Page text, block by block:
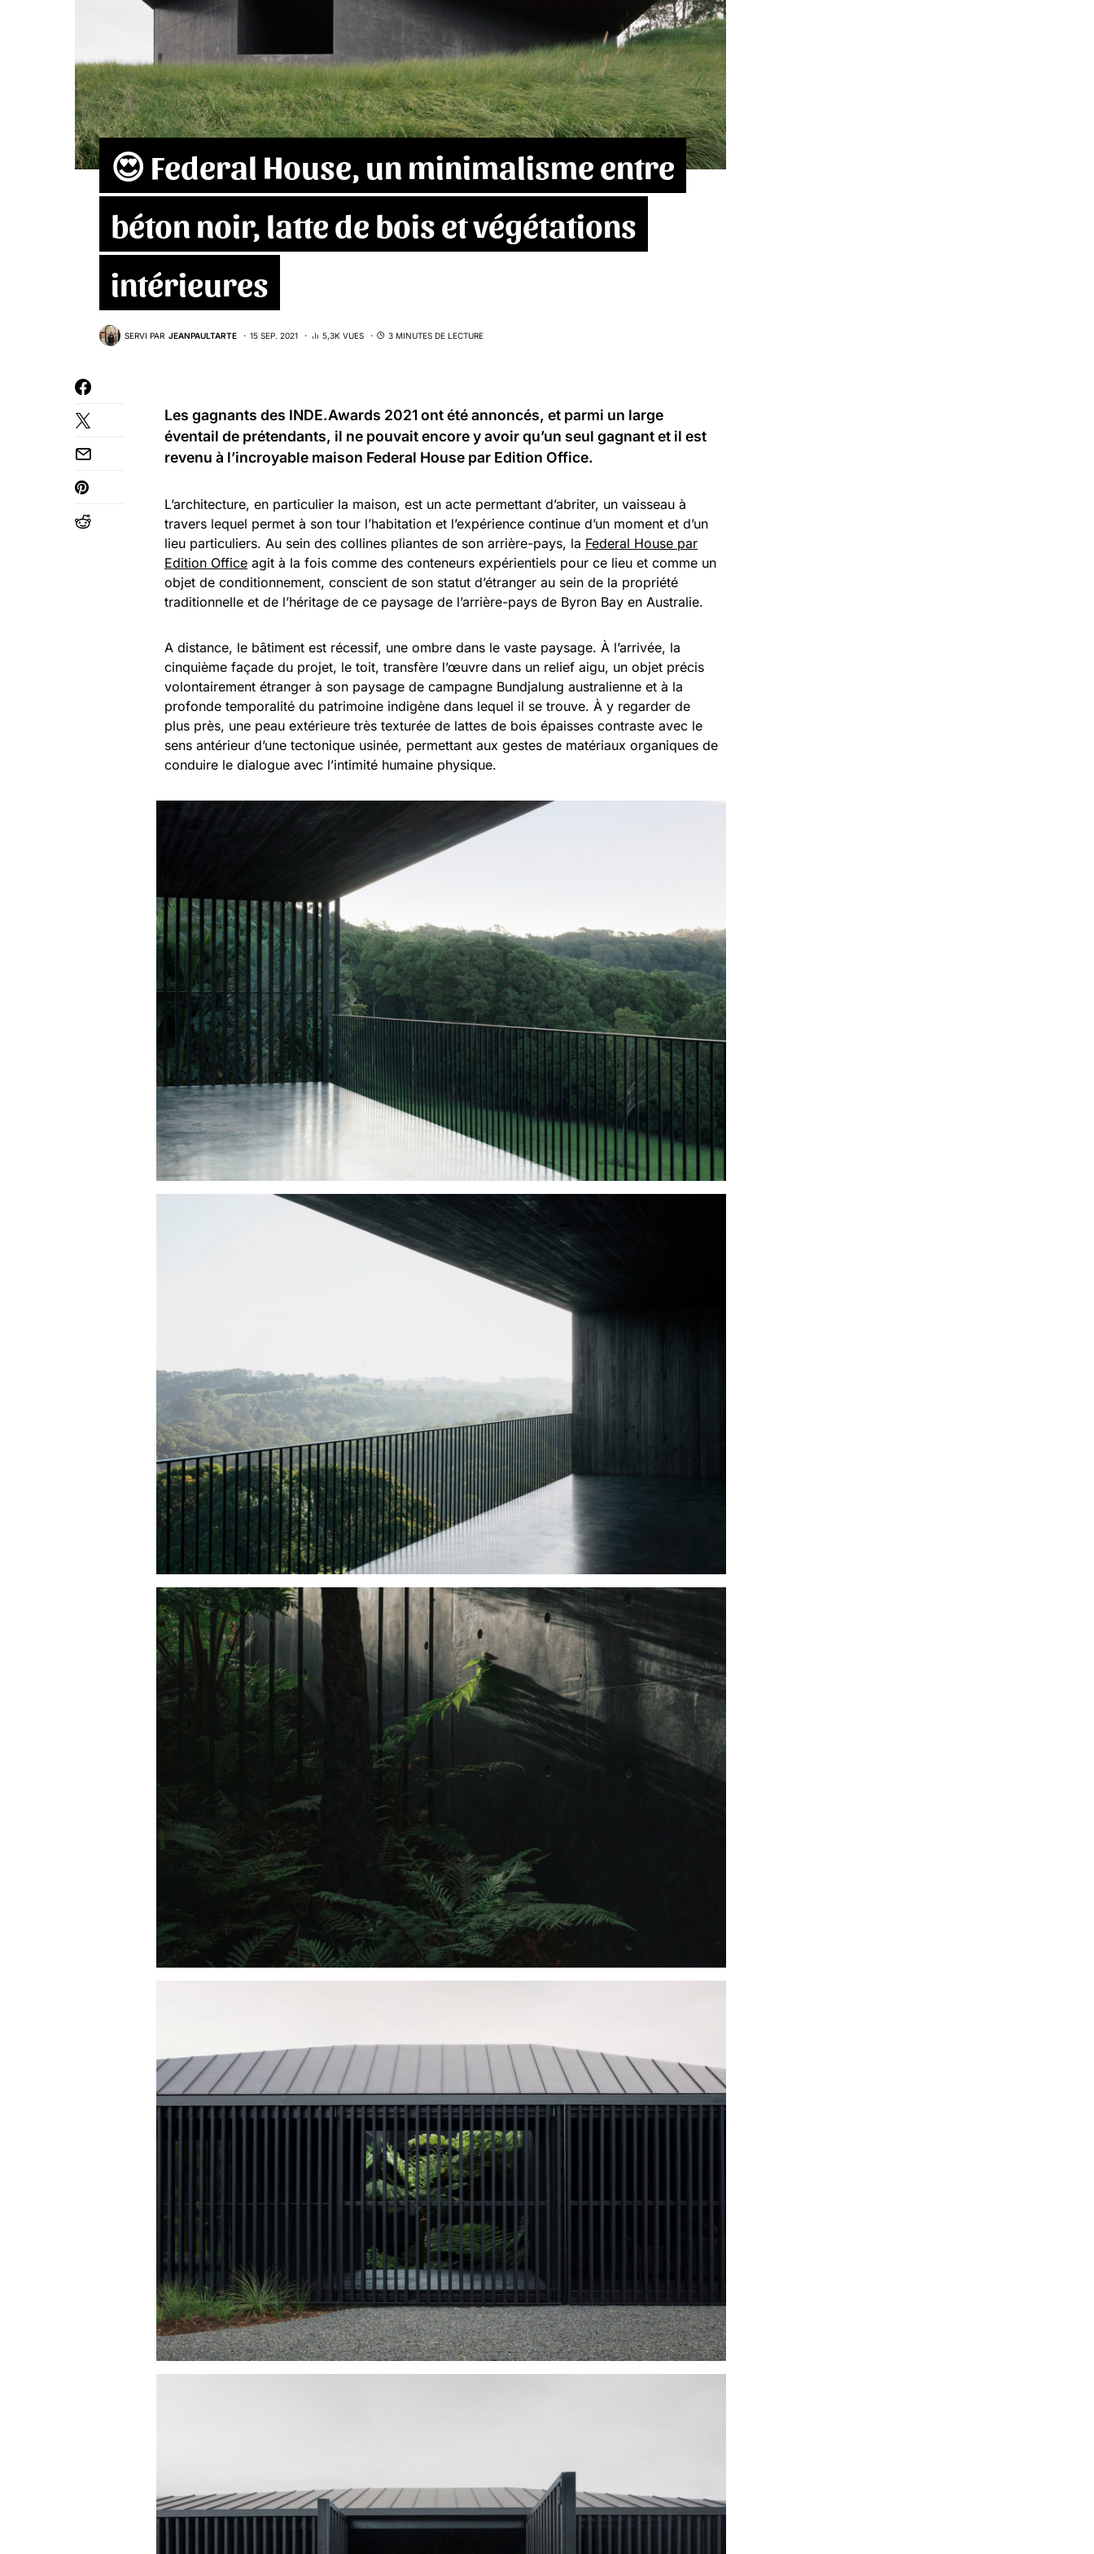
😍 Federal House, un minimalisme entre
béton noir, latte de bois et végétations
intérieures
SERVI PAR JEANPAULTARTE 15 SEP. 2021 5,3K VUES 3 MINUTES DE LECTURE
Les gagnants des INDE.Awards 2021ont été annoncés, et parmi un large
éventail de prétendants, il ne pouvait encore y avoir qu’un seul gagnant et il est
revenu à l’incroyable maison Federal House par Edition Office.
L’architecture, en particulier la maison, est un acte permettant d’abriter, un vaisseau à
travers lequel permet à son tour l’habitation et l’expérience continue d’un moment et d’un
lieu particuliers. Au sein des collines pliantes de son arrière-pays, la Federal House par
Edition Office agit à la fois comme des conteneurs expérientiels pour ce lieu et comme un
objet de conditionnement, conscient de son statut d’étranger au sein de la propriété
traditionnelle et de l’héritage de ce paysage de l’arrière-pays de Byron Bay en Australie.
A distance, le bâtiment est récessif, une ombre dans le vaste paysage. À l’arrivée, la
cinquième façade du projet, le toit, transfère l’œuvre dans un relief aigu, un objet précis
volontairement étranger à son paysage de campagne Bundjalung australienne et à la
profonde temporalité du patrimoine indigène dans lequel il se trouve. À y regarder de
plus près, une peau extérieure très texturée de lattes de bois épaisses contraste avec le
sens antérieur d’une tectonique usinée, permettant aux gestes de matériaux organiques de
conduire le dialogue avec l’intimité humaine physique.